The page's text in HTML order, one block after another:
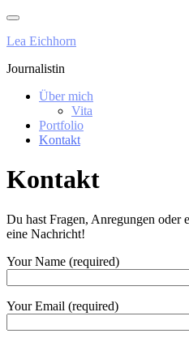
Skip
content
Lea Eichhorn
Journalistin
Über mich
Vita
Portfolio
Kontakt
Kontakt
Du hast Fragen, Anregungen oder
eine Nachricht!
Your Name (required)
Your Email (required)